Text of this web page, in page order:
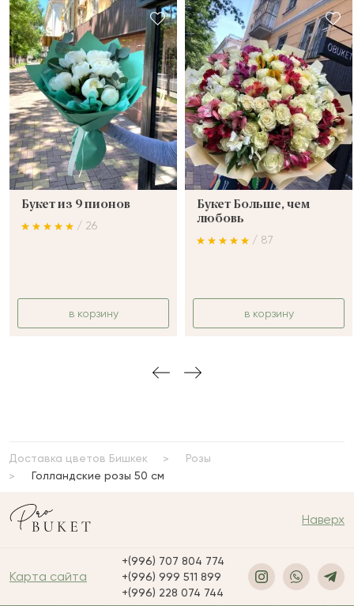
Букет из 9 пионов
/ 26
в корзину
Букет Больше, чем
любовь
/ 87
в корзину
Доставка цветов Бишкек
Розы
Голландские розы 50 см
Наверх
Карта сайта
+(996) 707 804 774
+(996) 999 511 899
+(996) 228 074 744